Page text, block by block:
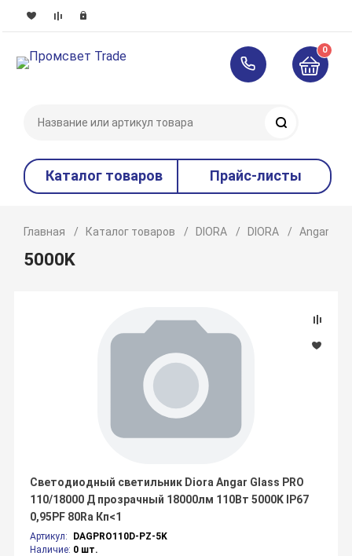
0
Каталог товаров Прайс-листы
Главная Каталог товаров DIORA DIORA Angar
5000K
Артикул:
DAGPRO110D-PZ-5K
Наличие: 0 шт.
Светодиодный светильник Diora Angar Glass PRO
110/18000 Д прозрачный 18000лм 110Вт 5000K IP67
0,95PF 80Ra Кп<1